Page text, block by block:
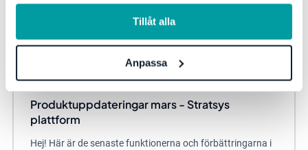
information, se vårintegritetspolicy.
Tillåt alla
Anpassa
Produktuppdateringar mars - Stratsys
plattform
Hej! Här är de senaste funktionerna och förbättringarna i